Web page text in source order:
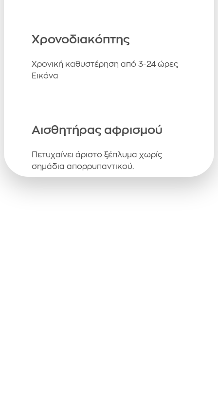
Χρονοδιακόπτης
Χρονική καθυστέρηση από 3-24 ώρες
Εικόνα
Αισθητήρας αφρισμού
Πετυχαίνει άριστο ξέπλυμα χωρίς
σημάδια απορρυπαντικού.